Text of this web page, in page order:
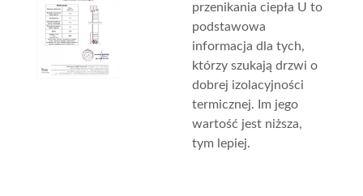
przenikania ciepła U to
podstawowa
informacja dla tych,
którzy szukają drzwi o
dobrej izolacyjności
termicznej. Im jego
wartość jest niższa,
tym lepiej.